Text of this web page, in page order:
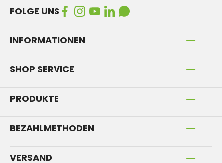
FOLGE UNS
INFORMATIONEN
SHOP SERVICE
PRODUKTE
BEZAHLMETHODEN
VERSAND